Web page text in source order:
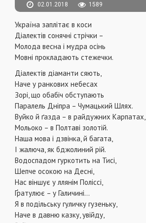
02.01.2018 1589
Україна заплітає в коси
Діалектів сонячні стрічки –
Молода весна і мудра осінь
Мовні прокладають стежечки.
Діалектів діаманти сяють,
Наче у ранкових небесах
Зорі, що обабіч обступають
Паралель Дніпра – Чумацький Шлях.
Вуйко й ґазда – в райдужних Карпатах,
Мольоко – в Полтаві золотій.
Наша мова і дзвінка, й багата,
І жалюча, як бджолиний рій.
Водоспадом гуркотить на Тисі,
Шепче осокою на Десні,
Нас віншує у ллянім Поліссі,
Ґратулює – у Галичині...
Я в подільську гуличку гузеньку,
Наче в давню казку, увійду,